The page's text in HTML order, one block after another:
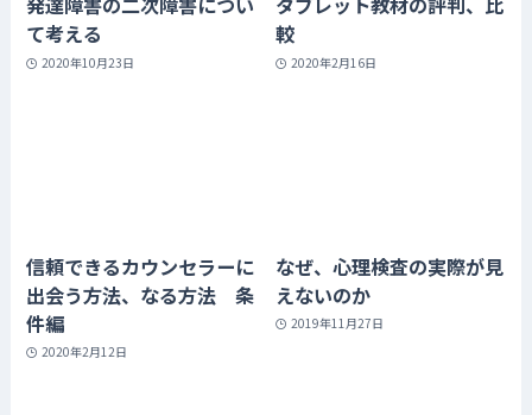
て考える
2020年10月23日
較
2020年2月16日
信頼できるカウンセラーに
出会う方法、なる方法 条
件編
2020年2月12日
なぜ、心理検査の実際が見
えないのか
2019年11月27日